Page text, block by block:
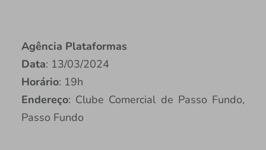
Agência Plataformas
Data: 13/03/2024
Horário: 19h
Endereço: Clube Comercial de Passo Fundo,
Passo Fundo